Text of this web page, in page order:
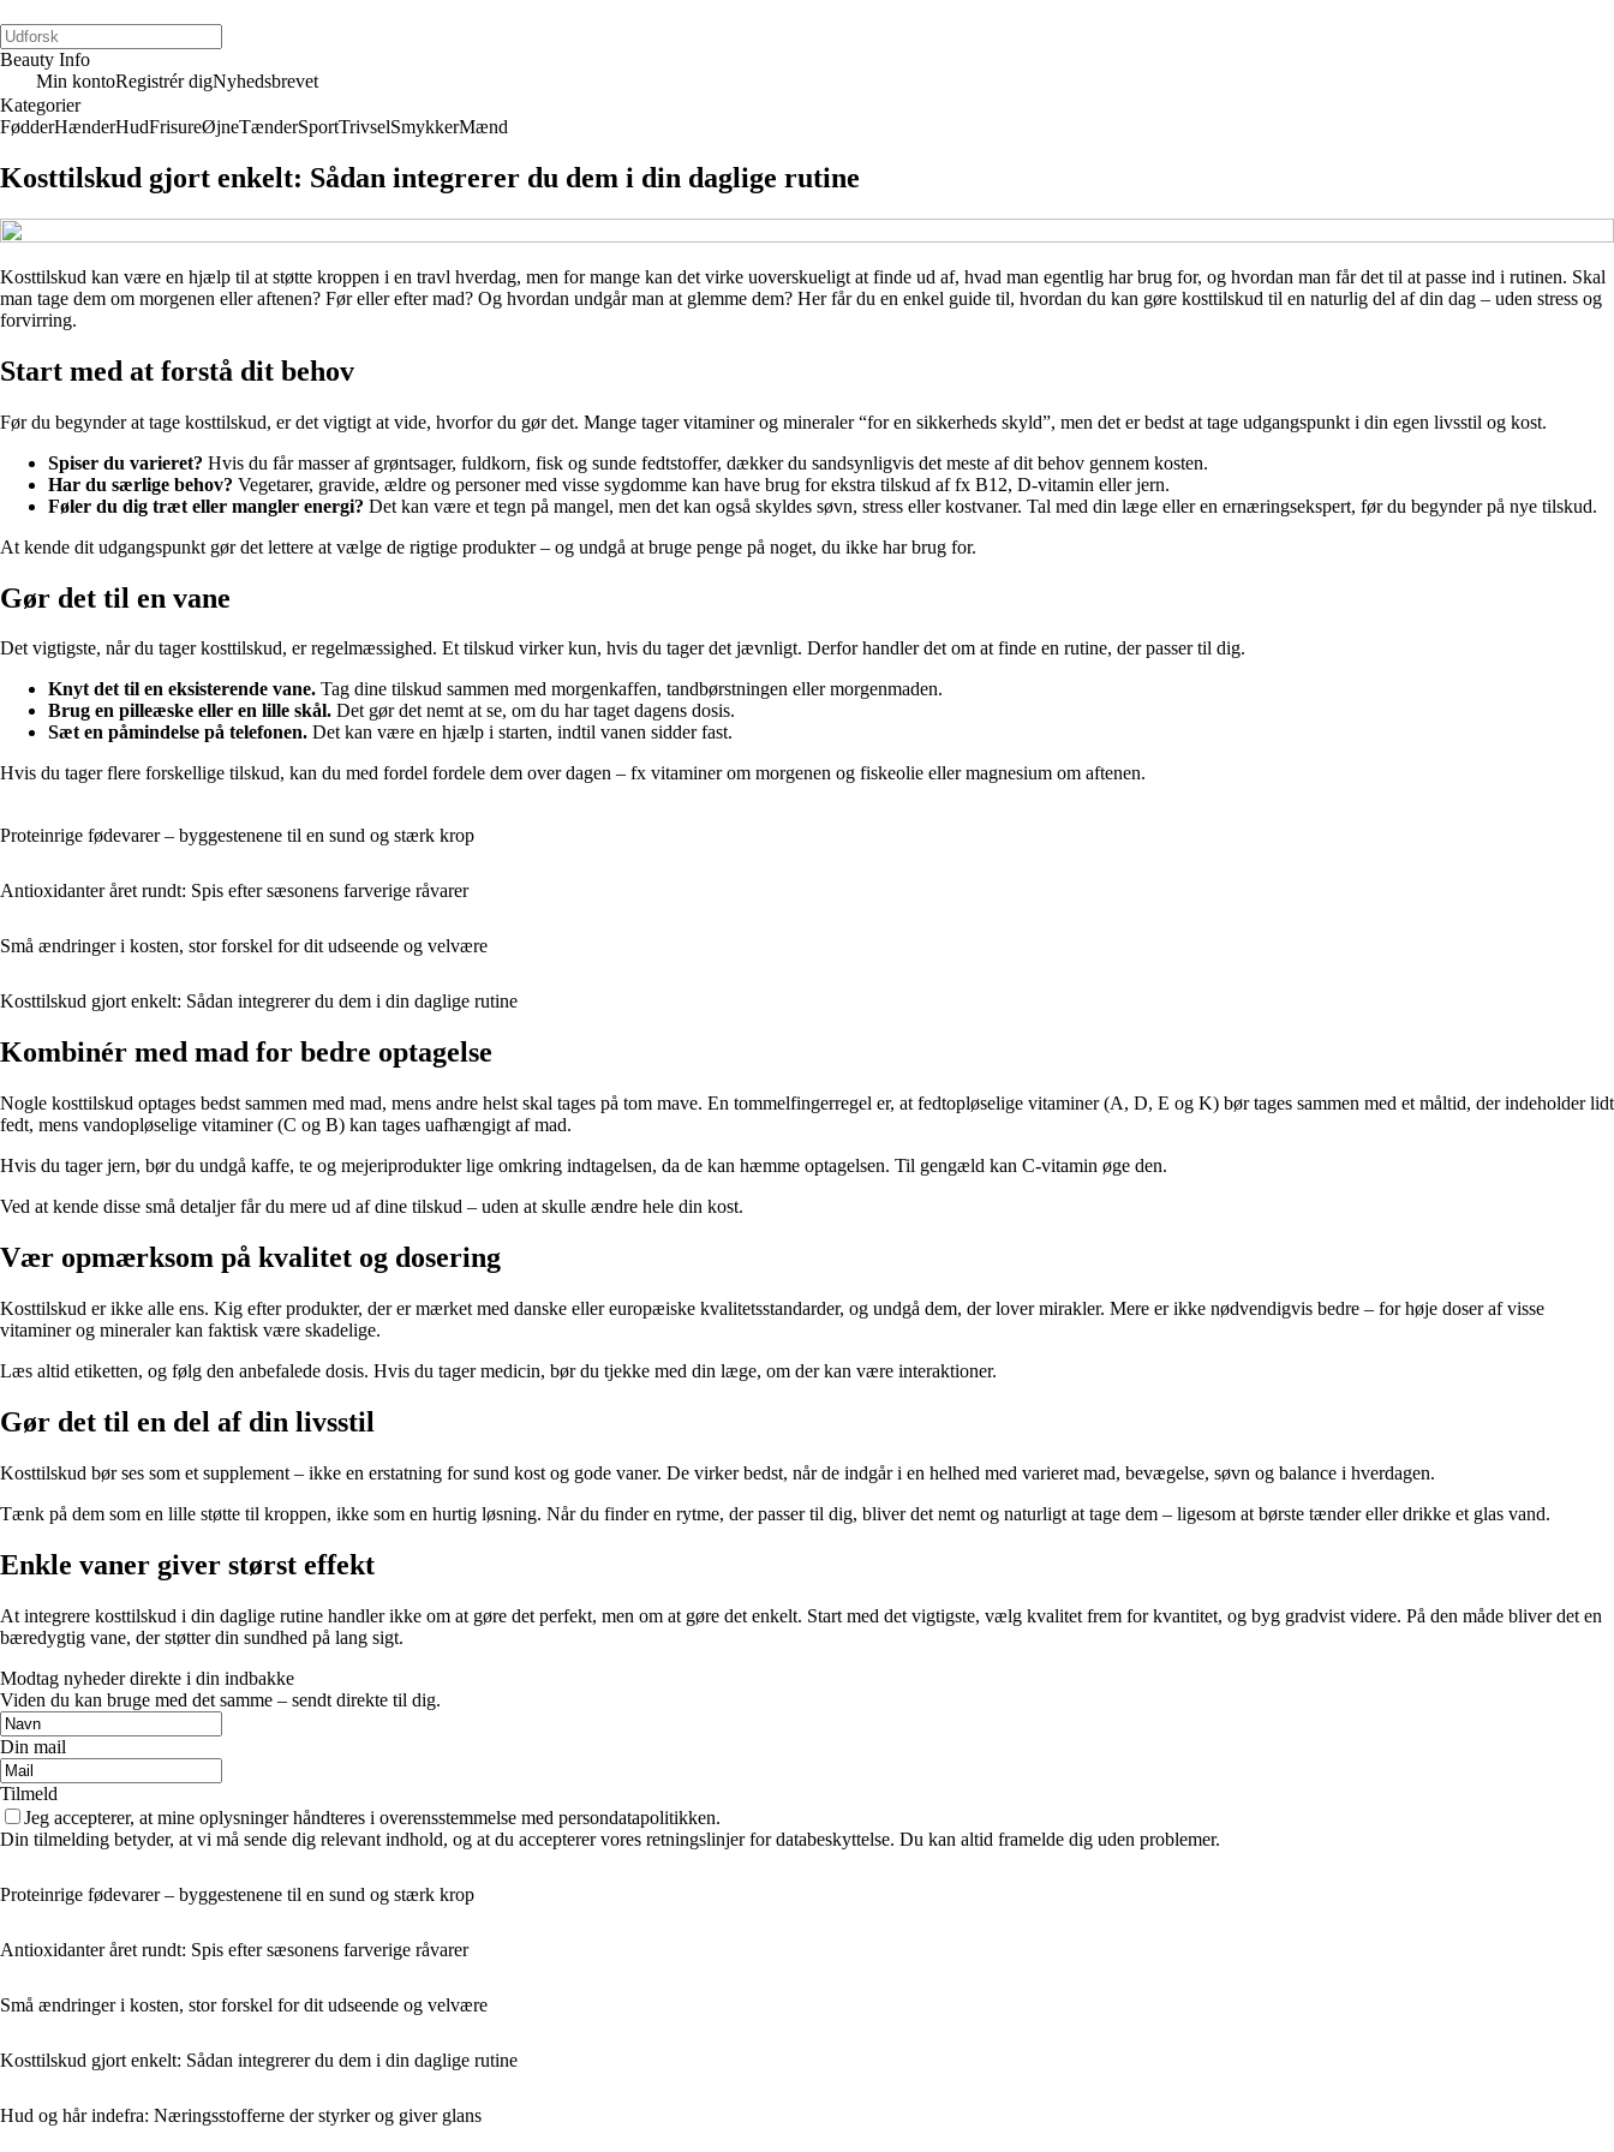
Beauty Info
Min kontoRegistrér digNyhedsbrevet
Kategorier
FødderHænderHudFrisureØjneTænderSportTrivselSmykkerMænd
Kosttilskud gjort enkelt: Sådan integrerer du dem i din daglige rutine
Kosttilskud kan være en hjælp til at støtte kroppen i en travl hverdag, men for mange kan det virke uoverskueligt at finde ud af, hvad man egentlig har brug for, og hvordan man får det til at passe ind i rutinen. Skal
man tage dem om morgenen eller aftenen? Før eller efter mad? Og hvordan undgår man at glemme dem? Her får du en enkel guide til, hvordan du kan gøre kosttilskud til en naturlig del af din dag – uden stress og
forvirring.
Start med at forstå dit behov
Før du begynder at tage kosttilskud, er det vigtigt at vide, hvorfor du gør det. Mange tager vitaminer og mineraler “for en sikkerheds skyld”, men det er bedst at tage udgangspunkt i din egen livsstil og kost.
Spiser du varieret? Hvis du får masser af grøntsager, fuldkorn, fisk og sunde fedtstoffer, dækker du sandsynligvis det meste af dit behov gennem kosten.
Har du særlige behov? Vegetarer, gravide, ældre og personer med visse sygdomme kan have brug for ekstra tilskud af fx B12, D-vitamin eller jern.
Føler du dig træt eller mangler energi? Det kan være et tegn på mangel, men det kan også skyldes søvn, stress eller kostvaner. Tal med din læge eller en ernæringsekspert, før du begynder på nye tilskud.
At kende dit udgangspunkt gør det lettere at vælge de rigtige produkter – og undgå at bruge penge på noget, du ikke har brug for.
Gør det til en vane
Det vigtigste, når du tager kosttilskud, er regelmæssighed. Et tilskud virker kun, hvis du tager det jævnligt. Derfor handler det om at finde en rutine, der passer til dig.
Knyt det til en eksisterende vane. Tag dine tilskud sammen med morgenkaffen, tandbørstningen eller morgenmaden.
Brug en pilleæske eller en lille skål. Det gør det nemt at se, om du har taget dagens dosis.
Sæt en påmindelse på telefonen. Det kan være en hjælp i starten, indtil vanen sidder fast.
Hvis du tager flere forskellige tilskud, kan du med fordel fordele dem over dagen – fx vitaminer om morgenen og fiskeolie eller magnesium om aftenen.
Proteinrige fødevarer – byggestenene til en sund og stærk krop
Antioxidanter året rundt: Spis efter sæsonens farverige råvarer
Små ændringer i kosten, stor forskel for dit udseende og velvære
Kosttilskud gjort enkelt: Sådan integrerer du dem i din daglige rutine
Kombinér med mad for bedre optagelse
Nogle kosttilskud optages bedst sammen med mad, mens andre helst skal tages på tom mave. En tommelfingerregel er, at fedtopløselige vitaminer (A, D, E og K) bør tages sammen med et måltid, der indeholder lidt
fedt, mens vandopløselige vitaminer (C og B) kan tages uafhængigt af mad.
Hvis du tager jern, bør du undgå kaffe, te og mejeriprodukter lige omkring indtagelsen, da de kan hæmme optagelsen. Til gengæld kan C-vitamin øge den.
Ved at kende disse små detaljer får du mere ud af dine tilskud – uden at skulle ændre hele din kost.
Vær opmærksom på kvalitet og dosering
Kosttilskud er ikke alle ens. Kig efter produkter, der er mærket med danske eller europæiske kvalitetsstandarder, og undgå dem, der lover mirakler. Mere er ikke nødvendigvis bedre – for høje doser af visse
vitaminer og mineraler kan faktisk være skadelige.
Læs altid etiketten, og følg den anbefalede dosis. Hvis du tager medicin, bør du tjekke med din læge, om der kan være interaktioner.
Gør det til en del af din livsstil
Kosttilskud bør ses som et supplement – ikke en erstatning for sund kost og gode vaner. De virker bedst, når de indgår i en helhed med varieret mad, bevægelse, søvn og balance i hverdagen.
Tænk på dem som en lille støtte til kroppen, ikke som en hurtig løsning. Når du finder en rytme, der passer til dig, bliver det nemt og naturligt at tage dem – ligesom at børste tænder eller drikke et glas vand.
Enkle vaner giver størst effekt
At integrere kosttilskud i din daglige rutine handler ikke om at gøre det perfekt, men om at gøre det enkelt. Start med det vigtigste, vælg kvalitet frem for kvantitet, og byg gradvist videre. På den måde bliver det en
bæredygtig vane, der støtter din sundhed på lang sigt.
Modtag nyheder direkte i din indbakke
Viden du kan bruge med det samme – sendt direkte til dig.
Din mail
Tilmeld
Jeg accepterer, at mine oplysninger håndteres i overensstemmelse med persondatapolitikken.
Din tilmelding betyder, at vi må sende dig relevant indhold, og at du accepterer vores retningslinjer for databeskyttelse. Du kan altid framelde dig uden problemer.
Proteinrige fødevarer – byggestenene til en sund og stærk krop
Antioxidanter året rundt: Spis efter sæsonens farverige råvarer
Små ændringer i kosten, stor forskel for dit udseende og velvære
Kosttilskud gjort enkelt: Sådan integrerer du dem i din daglige rutine
Hud og hår indefra: Næringsstofferne der styrker og giver glans